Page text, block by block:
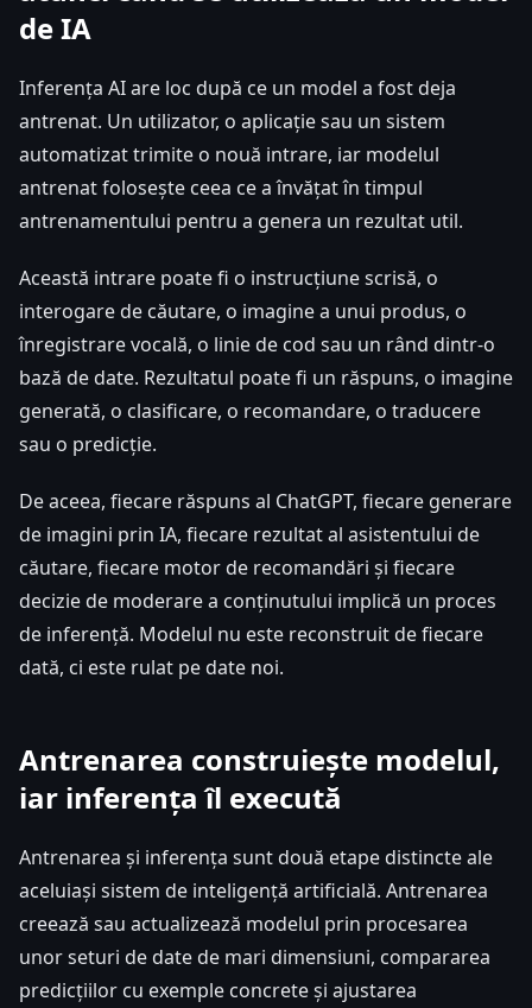
de IA
Inferența AI are loc după ce un model a fost deja
antrenat. Un utilizator, o aplicație sau un sistem
automatizat trimite o nouă intrare, iar modelul
antrenat folosește ceea ce a învățat în timpul
antrenamentului pentru a genera un rezultat util.
Această intrare poate fi o instrucțiune scrisă, o
interogare de căutare, o imagine a unui produs, o
înregistrare vocală, o linie de cod sau un rând dintr-o
bază de date. Rezultatul poate fi un răspuns, o imagine
generată, o clasificare, o recomandare, o traducere
sau o predicție.
De aceea, fiecare răspuns al ChatGPT, fiecare generare
de imagini prin IA, fiecare rezultat al asistentului de
căutare, fiecare motor de recomandări și fiecare
decizie de moderare a conținutului implică un proces
de inferență. Modelul nu este reconstruit de fiecare
dată, ci este rulat pe date noi.
Antrenarea construiește modelul,
iar inferența îl execută
Antrenarea și inferența sunt două etape distincte ale
aceluiași sistem de inteligență artificială. Antrenarea
creează sau actualizează modelul prin procesarea
unor seturi de date de mari dimensiuni, compararea
predicțiilor cu exemple concrete și ajustarea